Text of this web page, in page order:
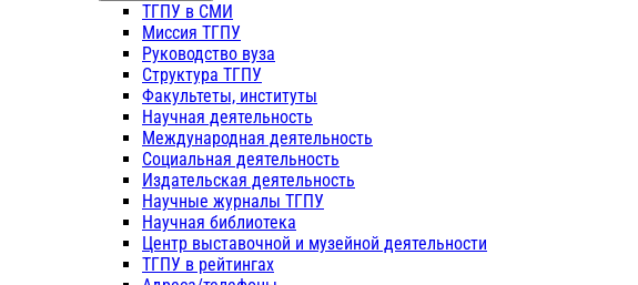
ТГПУ в СМИ
Миссия ТГПУ
Руководство вуза
Структура ТГПУ
Факультеты, институты
Научная деятельность
Международная деятельность
Социальная деятельность
Издательская деятельность
Научные журналы ТГПУ
Научная библиотека
Центр выставочной и музейной деятельности
ТГПУ в рейтингах